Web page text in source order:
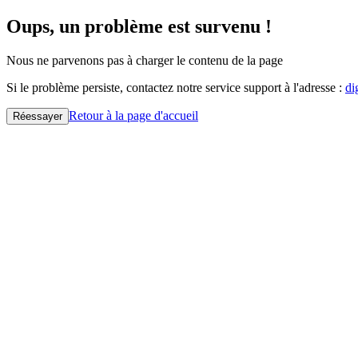
Oups, un problème est survenu !
Nous ne parvenons pas à charger le contenu de la page
Si le problème persiste, contactez notre service support à l'adresse :
Réessayer Retour à la page d'accueil